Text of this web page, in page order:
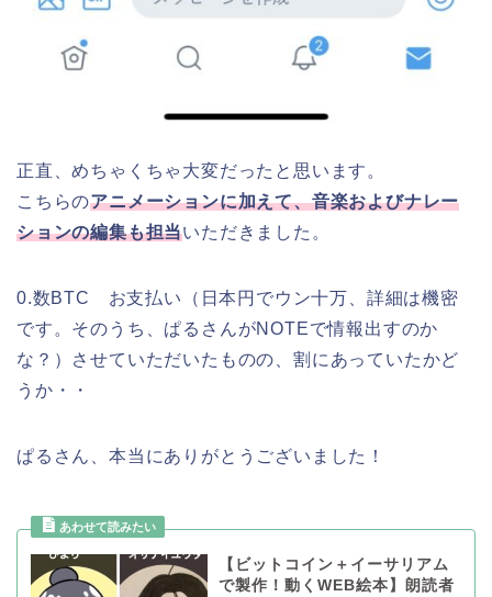
正直、めちゃくちゃ大変だったと思います。
こちらのアニメーションに加えて、音楽およびナレー
ションの編集も担当いただきました。
0.数BTC お支払い（日本円でウン十万、詳細は機密
です。そのうち、ぱるさんがNOTEで情報出すのか
な？）させていただいたものの、割にあっていたかど
うか・・
ぱるさん、本当にありがとうございました！
【ビットコイン＋イーサリアム
で製作！動くWEB絵本】朗読者